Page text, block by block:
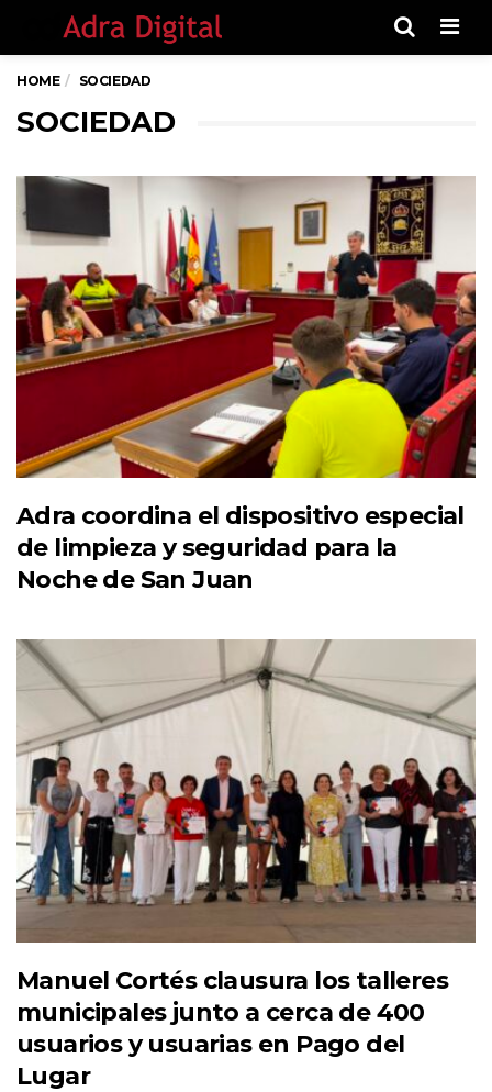
HOME SOCIEDAD
SOCIEDAD
Adra coordina el dispositivo especial
de limpieza y seguridad para la
Noche de San Juan
Manuel Cortés clausura los talleres
municipales junto a cerca de 400
usuarios y usuarias en Pago del
Lugar